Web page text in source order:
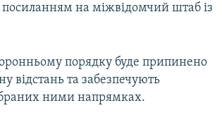
посиланням на міжвідомчий штаб із
порядку буде припинено
відстань та забезпечують
ними напрямках.